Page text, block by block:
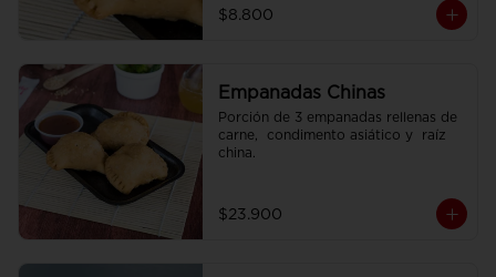
$8.800
Empanadas Chinas
Porción de 3 empanadas rellenas de
carne,  condimento asiático y  raíz
china.
$23.900